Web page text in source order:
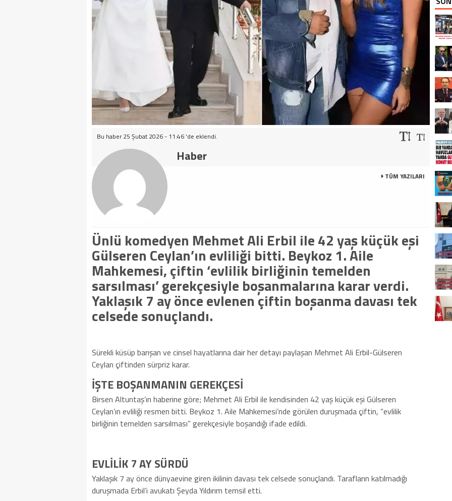
Bu haber 25 Şubat 2026 - 11:46 'de eklendi.
Haber
TÜM YAZILARI
Ünlü komedyen Mehmet Ali Erbil ile 42 yaş küçük eşi
Gülseren Ceylan’ın evliliği bitti. Beykoz 1. Aile
Mahkemesi, çiftin ‘evlilik birliğinin temelden
sarsılması’ gerekçesiyle boşanmalarına karar verdi.
Yaklaşık 7 ay önce evlenen çiftin boşanma davası tek
celsede sonuçlandı.
Sürekli küsüp barışan ve cinsel hayatlarına dair her detayı paylaşan Mehmet Ali Erbil-Gülseren
Ceylan çiftinden sürpriz karar.
İŞTE BOŞANMANIN GEREKÇESİ
Birsen Altuntaş’ın haberine göre; Mehmet Ali Erbil ile kendisinden 42 yaş küçük eşi Gülseren
Ceylan’ın evliliği resmen bitti. Beykoz 1. Aile Mahkemesi’nde görülen duruşmada çiftin, “evlilik
birliğinin temelden sarsılması” gerekçesiyle boşandığı ifade edildi.
EVLİLİK 7 AY SÜRDÜ
Yaklaşık 7 ay önce dünyaevine giren ikilinin davası tek celsede sonuçlandı. Tarafların katılmadığı
duruşmada Erbil’i avukatı Şeyda Yıldırım temsil etti.